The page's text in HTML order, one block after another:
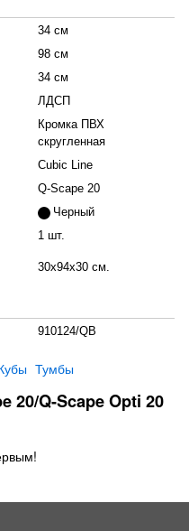
34 см
98 см
34 см
ЛДСП
Кромка ПВХ
скругленная
Cubic Line
Q-Scape 20
Черный
1 шт.
30x94x30 см.
910124/QB
Тумбы
20/Q-Scape Opti 20